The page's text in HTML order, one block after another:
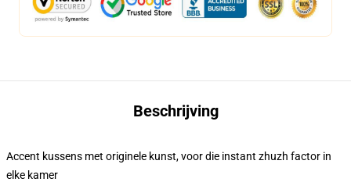
Beschrijving
Accent kussens met originele kunst, voor die instant zhuzh factor in
elke kamer